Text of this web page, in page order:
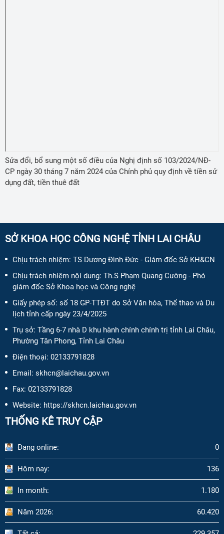
Sửa đổi, bổ sung một số điều của Nghị định số 103/2024/NĐ-
CP ngày 30 tháng 7 năm 2024 của Chính phủ quy định về tiền sử
dụng đất, tiền thuê đất
SỞ KHOA HỌC CÔNG NGHỆ TỈNH LAI CHÂU
Chịu trách nhiệm: TS Dương Đình Đức - Giám đốc Sở KH&CN
Chịu trách nhiệm nội dung: Th.S Phạm Quang Cường - Phó
giám đốc Sở Khoa học và Công nghệ
Giấy phép số: số 18 GP-TTĐT do Sở Văn hóa, Thể thao và Du
lịch tỉnh cấp ngày 23/4/2025
Trụ sở: Tầng 6-7 nhà D khu hành chính chính trị tỉnh Lai Châu,
Phường Tân Phong, Tỉnh Lai Châu
Điện thoại: 02133791828
Email: skhcn@laichau.gov.vn
Fax: 02133791828
Website: https://skhcn.laichau.gov.vn
THỐNG KÊ TRUY CẬP
Đang online: 0
Hôm nay: 136
In month: 1.180
Năm 2026: 60.420